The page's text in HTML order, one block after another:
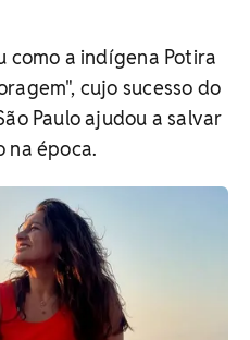
como a indígena Potira
cujo sucesso do
Paulo ajudou a salvar
na época.